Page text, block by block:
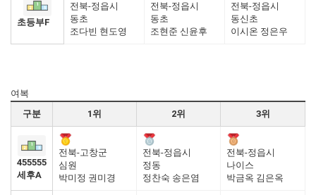
초등부F
전북-정읍시
동초
조다빈 현도영
전북-정읍시
동초
조현준 신윤후
전북-정읍시
동신초
이시온 정은우
여복
구분
1위 2위 3위
455555
세후A
전북-고창군
심원
박미정 권미경
전북-정읍시
정동
정찬숙 송은염
전북-정읍시
나이스
박금옥 김은옥